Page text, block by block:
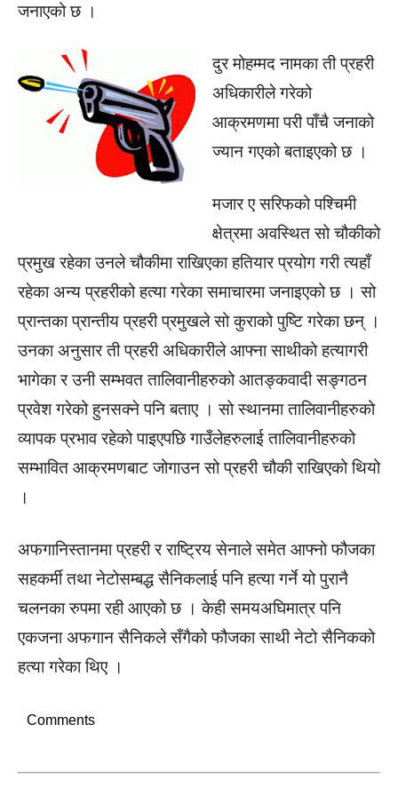
जनाएको छ ।
दुर मोहम्मद नामका ती प्रहरी
अधिकारीले गरेको
आक्रमणमा परी पाँचै जनाको
ज्यान गएको बताइएको छ ।
मजार ए सरिफको पश्चिमी
क्षेत्रमा अवस्थित सो चौकीको
प्रमुख रहेका उनले चौकीमा राखिएका हतियार प्रयोग गरी त्यहाँ
रहेका अन्य प्रहरीको हत्या गरेका समाचारमा जनाइएको छ । सो
प्रान्तका प्रान्तीय प्रहरी प्रमुखले सो कुराको पुष्टि गरेका छन् ।
उनका अनुसार ती प्रहरी अधिकारीले आफ्ना साथीको हत्यागरी
भागेका र उनी सम्भवत तालिवानीहरुको आतङ्कवादी सङ्गठन
प्रवेश गरेको हुनसक्ने पनि बताए । सो स्थानमा तालिवानीहरुको
व्यापक प्रभाव रहेको पाइएपछि गाउँलेहरुलाई तालिवानीहरुको
सम्भावित आक्रमणबाट जोगाउन सो प्रहरी चौकी राखिएको थियो
।
अफगानिस्तानमा प्रहरी र राष्ट्रिय सेनाले समेत आफ्नो फौजका
सहकर्मी तथा नेटोसम्बद्ध सैनिकलाई पनि हत्या गर्ने यो पुरानै
चलनका रुपमा रही आएको छ । केही समयअघिमात्र पनि
एकजना अफगान सैनिकले सँगैको फौजका साथी नेटो सैनिकको
हत्या गरेका थिए ।
Comments